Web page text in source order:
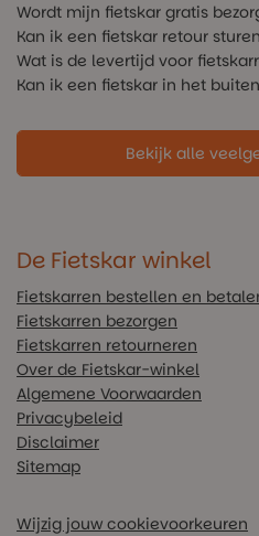
Wordt mijn fietskar gratis
Kan ik een fietskar retour
Wat is de levertijd voor
Kan ik een fietskar in het
Bekijk alle
De Fietskar winkel
Fietskarren bestellen en
Fietskarren bezorgen
Fietskarren retourneren
Over de Fietskar-winkel
Algemene Voorwaarden
Privacybeleid
Disclaimer
Sitemap
Wijzig jouw cookievoorkeuren